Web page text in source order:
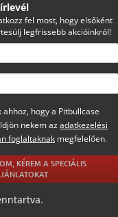
fel most, hogy elsőként
legfrissebb akcióinkról!
ahhoz, hogy a Pitbullcase
nekem azadatkezelési
foglaltaknak megfelelően.
KÉREM A SPECIÁLIS